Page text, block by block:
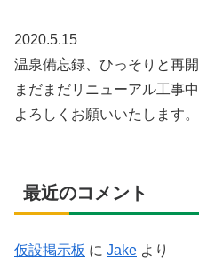
2020.5.15
温泉備忘録、ひっそりと再
まだまだリニューアル工事
よろしくお願いいたします。
最近のコメント
仮設掲示板 に Jake より